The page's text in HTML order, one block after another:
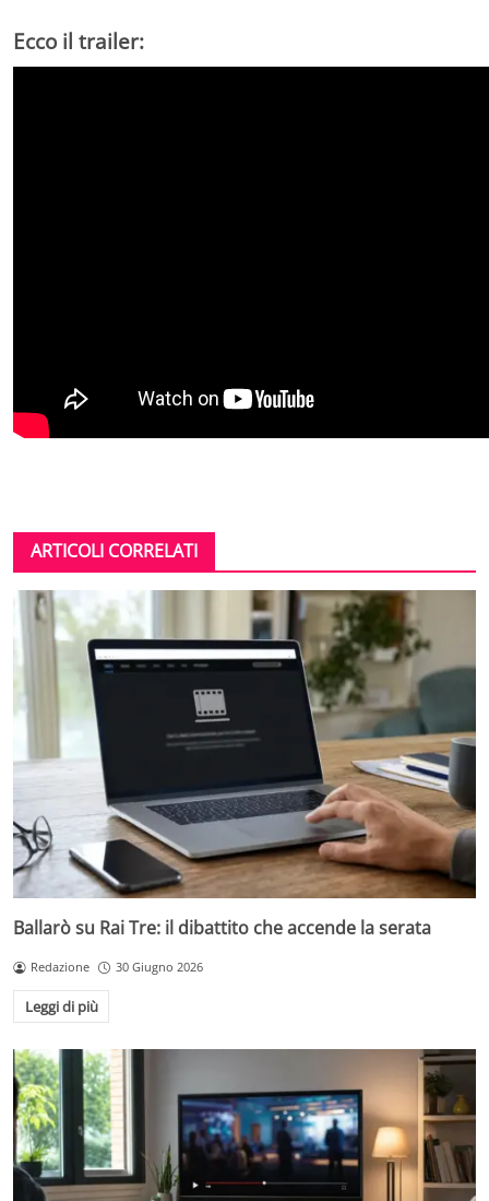
Ecco il trailer:
ARTICOLI CORRELATI
Ballarò su Rai Tre: il dibattito che accende la serata
Redazione 30 Giugno 2026
Leggi di più